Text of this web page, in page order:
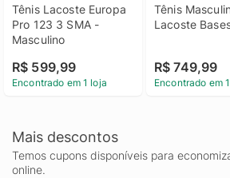
Tênis Lacoste Europa
Pro 123 3 SMA -
Masculino
R$ 599,99
Encontrado em 1 loja
Tênis
Lacoste
R$ 749,99
Encontrado em
Mais descontos
Temos cupons disponíveis para
online.